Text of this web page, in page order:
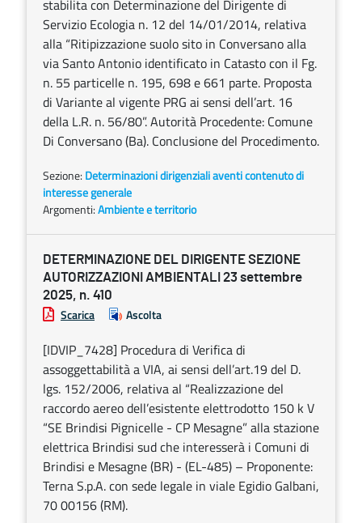
stabilita con Determinazione del Dirigente di
Servizio Ecologia n. 12 del 14/01/2014, relativa
alla “Ritipizzazione suolo sito in Conversano alla
via Santo Antonio identificato in Catasto con il Fg.
n. 55 particelle n. 195, 698 e 661 parte. Proposta
di Variante al vigente PRG ai sensi dell’art. 16
della L.R. n. 56/80”. Autorità Procedente: Comune
Di Conversano (Ba). Conclusione del Procedimento.
Sezione: Determinazioni dirigenziali aventi contenuto di
interesse generale
Argomenti:Ambiente e territorio
DETERMINAZIONE DEL DIRIGENTE SEZIONE
AUTORIZZAZIONI AMBIENTALI 23 settembre
2025, n. 410
Scarica Ascolta
[IDVIP_7428] Procedura di Verifica di
assoggettabilità a VIA, ai sensi dell’art.19 del D.
lgs. 152/2006, relativa al “Realizzazione del
raccordo aereo dell’esistente elettrodotto 150 k V
“SE Brindisi Pignicelle - CP Mesagne” alla stazione
elettrica Brindisi sud che interesserà i Comuni di
Brindisi e Mesagne (BR) - (EL-485) – Proponente:
Terna S.p.A. con sede legale in viale Egidio Galbani,
70 00156 (RM).